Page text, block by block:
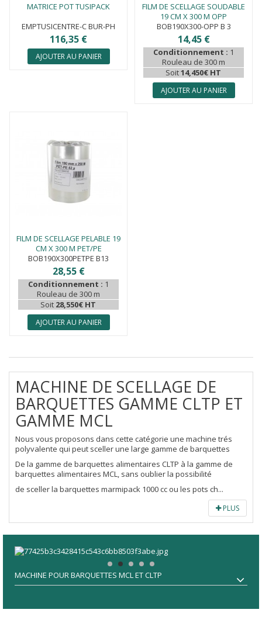
MATRICE POT TUSIPACK
EMPTUSICENTRE-C BUR-PH
116,35 €
AJOUTER AU PANIER
FILM DE SCELLAGE SOUDABLE
19 CM X 300 M OPP
BOB190X300-OPP B 3
14,45 €
Conditionnement : 1
Rouleau de 300 m
Soit14,450€ HT
AJOUTER AU PANIER
FILM DE SCELLAGE PELABLE 19
CM X 300 M PET/PE
BOB190X300PETPE B13
28,55 €
Conditionnement : 1
Rouleau de 300 m
Soit 28,550€ HT
AJOUTER AU PANIER
MACHINE DE SCELLAGE DE
BARQUETTES GAMME CLTP ET
GAMME MCL
Nous vous proposons dans cette catégorie une machine trés
polyvalente qui peut sceller une large gamme de barquettes
De la gamme de barquettes alimentaires CLTP à la gamme de
barquettes alimentaires MCL, sans oublier la possibilité
de sceller la barquettes marmipack 1000 cc ou les pots ch...
PLUS
MACHINE POUR BARQUETTES MCL ET CLTP